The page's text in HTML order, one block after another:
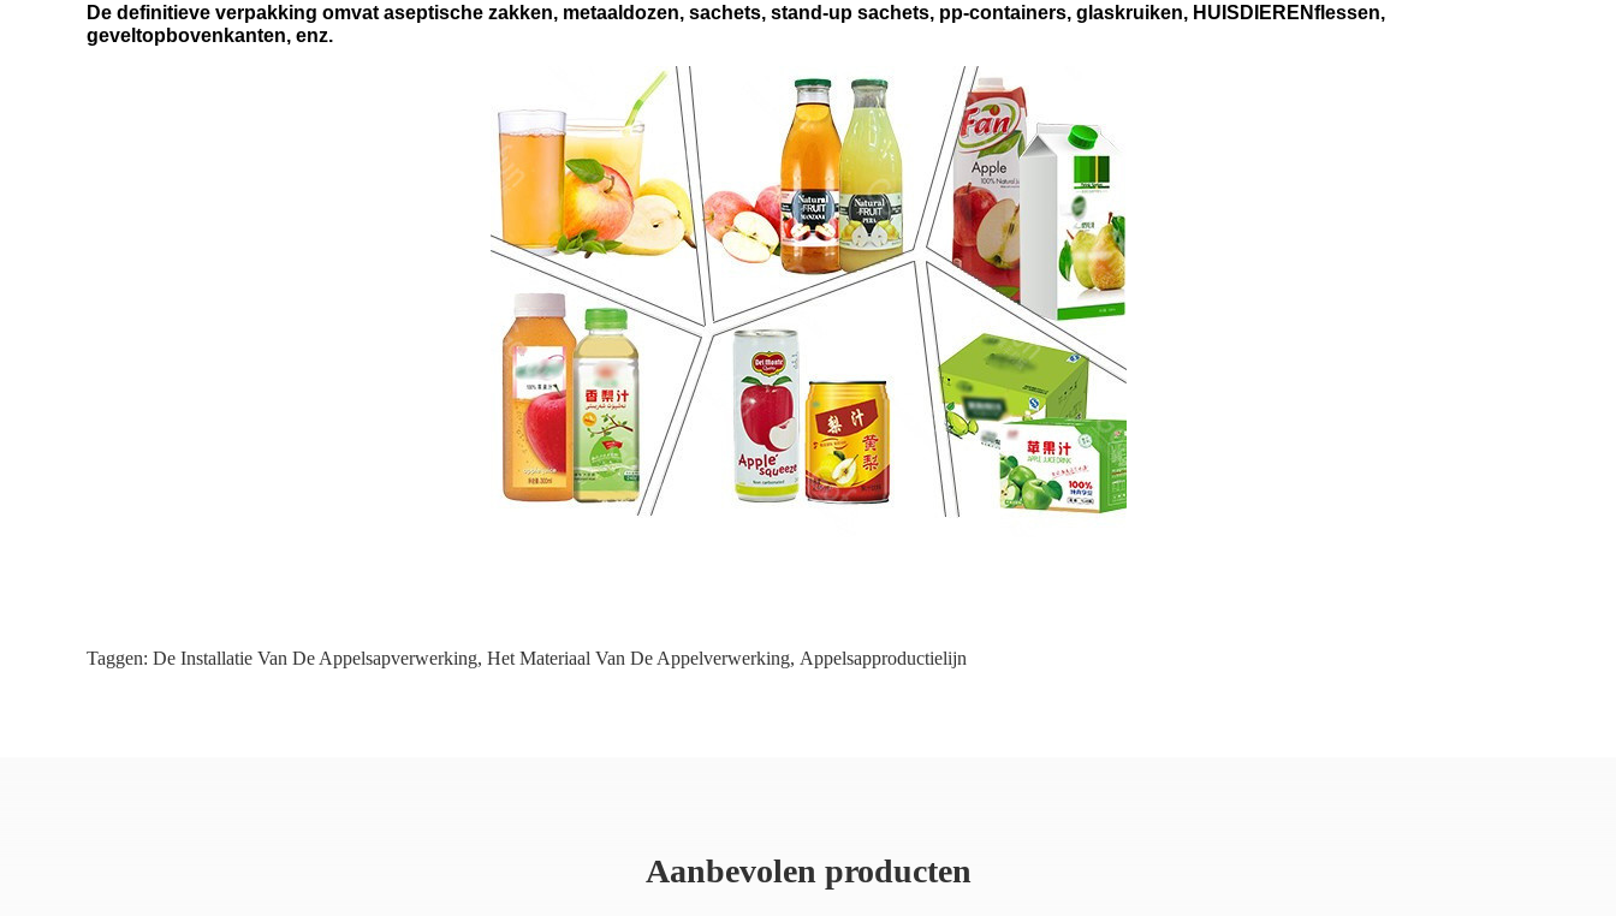
De definitieve verpakking omvat aseptische zakken, metaaldozen, sachets, stand-up sachets, pp-containers, glaskruiken, HUISDIERENflessen,
geveltopbovenkanten, enz.
Taggen: De Installatie Van De Appelsapverwerking, Het Materiaal Van De Appelverwerking, Appelsapproductielijn
Aanbevolen producten